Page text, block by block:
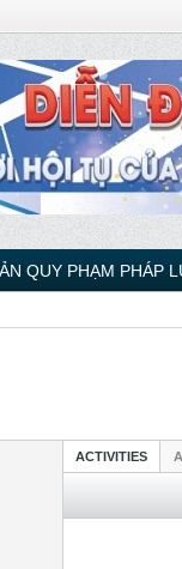
QUY PHẠM PHÁP
ACTIVITIES